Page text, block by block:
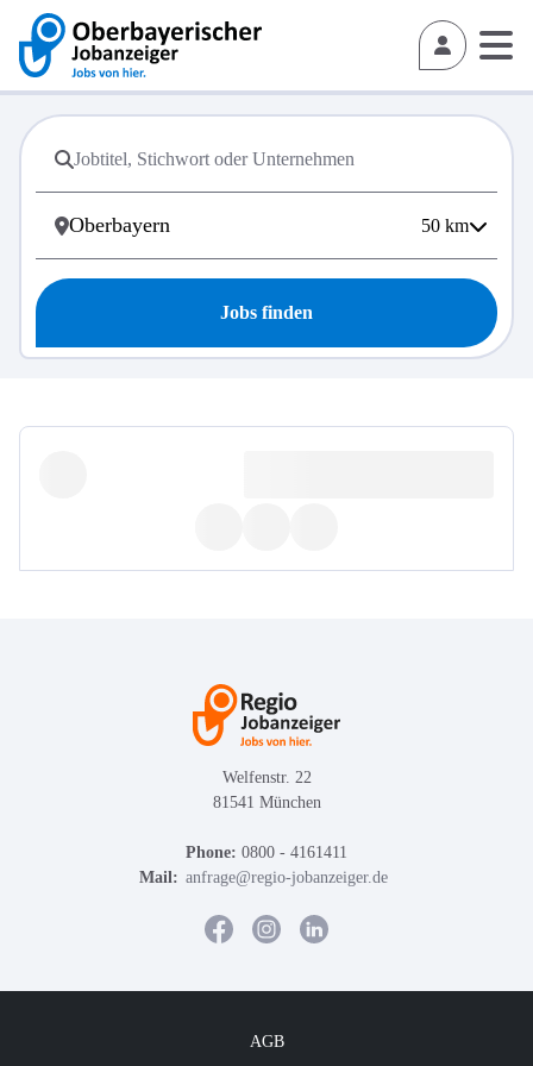
50 km
Jobs finden
Welfenstr. 22
81541 München
Phone: 0800 - 4161411
Mail: anfrage@regio-jobanzeiger.de
AGB